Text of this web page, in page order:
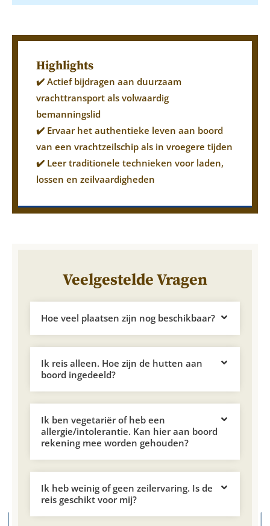
Highlights
✔️ Actief bijdragen aan duurzaam
vrachttransport als volwaardig
bemanningslid
✔️ Ervaar het authentieke leven aan boord
van een vrachtzeilschip als in vroegere tijden
✔️ Leer traditionele technieken voor laden,
lossen en zeilvaardigheden
Veelgestelde Vragen
Hoe veel plaatsen zijn nog beschikbaar?
Ik reis alleen. Hoe zijn de hutten aan
boord ingedeeld?
Ik ben vegetariër of heb een
allergie/intolerantie. Kan hier aan boord
rekening mee worden gehouden?
Ik heb weinig of geen zeilervaring. Is de
reis geschikt voor mij?